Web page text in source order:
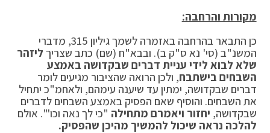
מקורות והרחבה:
כן התבאר בהרחבה באזמרה לשמך גיליון 315, מדברי
המשנ"ב (סי' נא ס"ק ב). ובבא"ח (שם) כתב שצריך ליזהר
שלא לבוא לידי עניית דברים שבקדושה באמצע
השבחים בישתבח, ולכן הרואה שהציבור מגיעים לומר
דברים שבקדושה, ימתין עד שיענה עימהם, ולאחמ"כ יתחיל
את השבחים. והוסיף שאם הפסיק באמצע השבחים לדברים
שבקדושה, יחזור ויאמרם מתחילה "כי לך נאה וכו'". אולם
להלכה נראה שיכול להמשיך מהיכן שהפסיק.